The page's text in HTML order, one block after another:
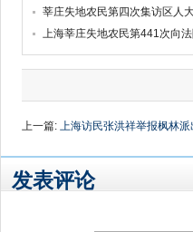
莘庄失地农民第四次集访区人
上海莘庄失地农民第441次向
上一篇: 上海访民张洪祥举报枫林
发表评论